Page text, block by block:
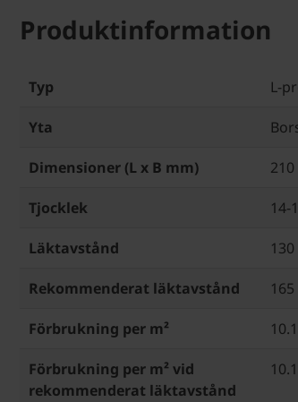
Produktinformation
Typ L-
Yta
Dimensioner (L x B mm)
Tjocklek 14-
Läktavstånd
Rekommenderat läktavstånd
Förbrukning per m²
Förbrukning per m² vid
rekommenderat läktavstånd